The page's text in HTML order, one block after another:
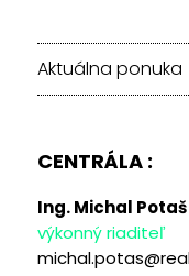
Aktuálna ponuka
CENTRÁLA :
Ing. Michal Potaš
výkonný riaditeľ